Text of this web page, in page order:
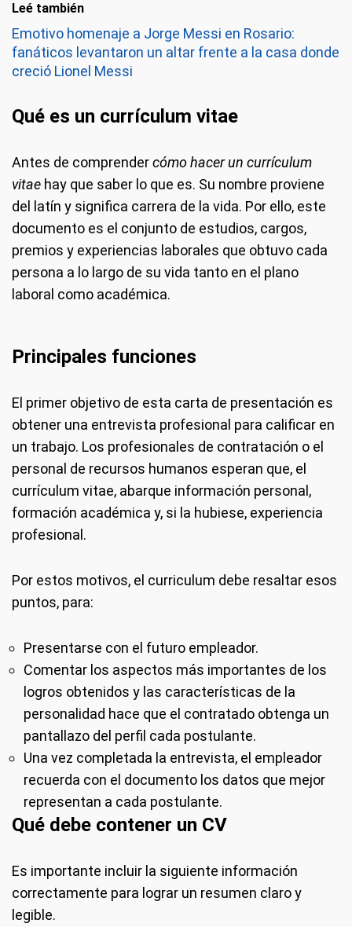
Leé también
Emotivo homenaje a Jorge Messi en Rosario:
fanáticos levantaron un altar frente a la casa donde
creció Lionel Messi
Qué es un currículum vitae
Antes de comprendercómo hacer un currículum
vitae hay que saber lo que es. Su nombre proviene
del latín y significa carrera de la vida. Por ello, este
documento es el conjunto de estudios, cargos,
premios y experiencias laborales que obtuvo cada
persona a lo largo de su vida tanto en el plano
laboral como académica.
Principales funciones
El primer objetivo de esta carta de presentación es
obtener una entrevista profesional para calificar en
un trabajo. Los profesionales de contratación o el
personal de recursos humanos esperan que, el
currículum vitae, abarque información personal,
formación académica y, si la hubiese, experiencia
profesional.
Por estos motivos, el curriculum debe resaltar esos
puntos, para:
Presentarse con el futuro empleador.
Comentar los aspectos más importantes de los
logros obtenidos y las características de la
personalidad hace que el contratado obtenga un
pantallazo del perfil cada postulante.
Una vez completada la entrevista, el empleador
recuerda con el documento los datos que mejor
representan a cada postulante.
Qué debe contener un CV
Es importante incluir la siguiente información
correctamente para lograr un resumen claro y
legible.